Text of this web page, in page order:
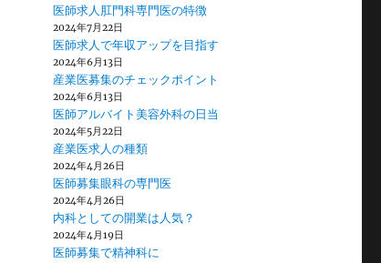
医師求人肛門科専門医の特徴
2024年7月22日
医師求人で年収アップを目指す
2024年6月13日
産業医募集のチェックポイント
2024年6月13日
医師アルバイト美容外科の日当
2024年5月22日
産業医求人の種類
2024年4月26日
医師募集眼科の専門医
2024年4月26日
内科としての開業は人気？
2024年4月19日
医師募集で精神科に